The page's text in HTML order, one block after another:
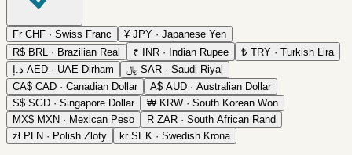
Fr CHF · Swiss Franc ¥ JPY · Japanese Yen
R$ BRL · Brazilian Real ₹ INR · Indian Rupee ₺ TRY · Turkish Lira
د.إ AED · UAE Dirham ﷼ SAR · Saudi Riyal
CA$ CAD · Canadian Dollar A$ AUD · Australian Dollar
S$ SGD · Singapore Dollar ₩ KRW · South Korean Won
MX$ MXN · Mexican Peso R ZAR · South African Rand
zł PLN · Polish Zloty kr SEK · Swedish Krona